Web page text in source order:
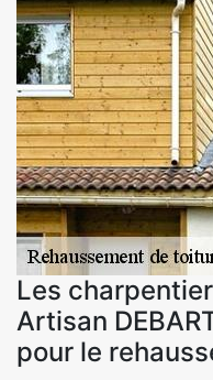
Les
Artisan
pour le